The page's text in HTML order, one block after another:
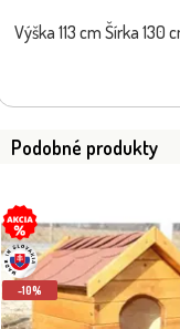
Výška 113 cm Šírka
Podobné produkty
-10%